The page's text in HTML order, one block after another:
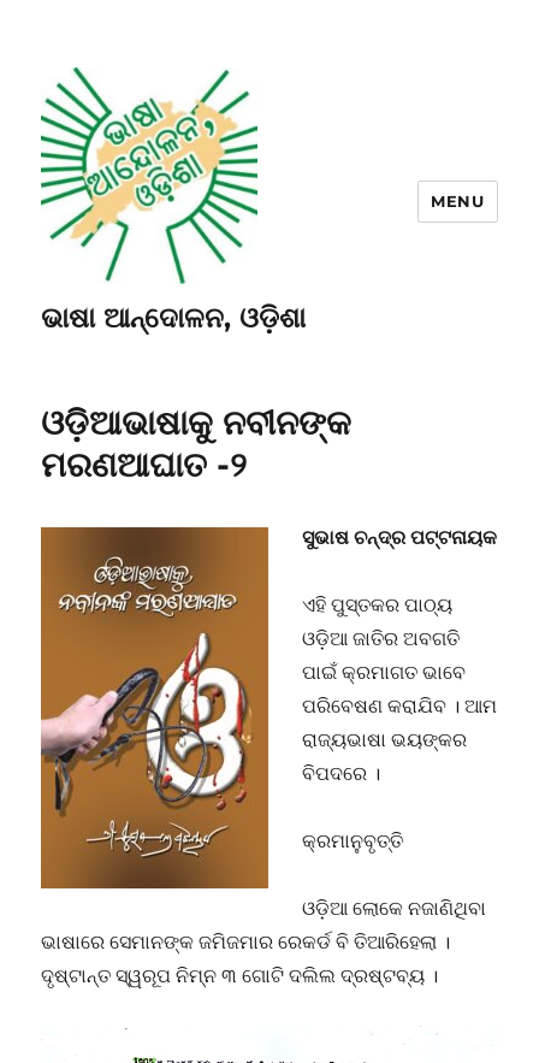
ଭାଷା ଆନ୍ଦୋଳନ, ଓଡ଼ିଶା
MENU
ଓଡ଼ିଆଭାଷାକୁ ନବୀନଙ୍କ
ମରଣଆଘାତ -୨
ସୁଭାଷ ଚନ୍ଦ୍ର ପଟ୍ଟନାୟକ
ଏହି ପୁସ୍ତକର ପାଠ୍ୟ
ଓଡ଼ିଆ ଜାତିର ଅବଗତି
ପାଇଁ କ୍ରମାଗତ ଭାବେ
ପରିବେଷଣ କରାଯିବ । ଆମ
ରାଜ୍ୟଭାଷା ଭୟଙ୍କର
ବିପଦରେ ।
କ୍ରମାନୁବୃତ୍ତି
ଓଡ଼ିଆ ଲୋକେ ନଜାଣିଥିବା
ଭାଷାରେ ସେମାନଙ୍କ ଜମିଜମାର ରେକର୍ଡ ବି ତିଆରିହେଲା ।
ଦୃଷ୍ଟାନ୍ତ ସ୍ୱରୂପ ନିମ୍ନ ୩ ଗୋଟି ଦଲିଲ ଦ୍ରଷ୍ଟବ୍ୟ ।